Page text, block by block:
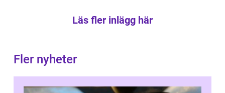
Läs fler inlägg här
Fler nyheter